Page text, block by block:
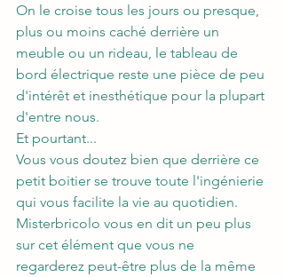
On le croise tous les jours ou presque,
plus ou moins caché derrière un
meuble ou un rideau, le tableau de
bord électrique reste une pièce de peu
d'intérêt et inesthétique pour la plupart
d'entre nous.
Et pourtant...
Vous vous doutez bien que derrière ce
petit boitier se trouve toute l'ingénierie
qui vous facilite la vie au quotidien.
Misterbricolo vous en dit un peu plus
sur cet élément que vous ne
regarderez peut-être plus de la même